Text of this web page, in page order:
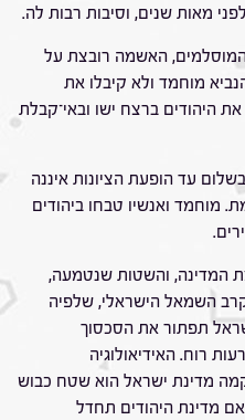
מאות שנים, וסיבות רבות לה.
האשמה רובצת על
מוחמד ולא קיבלו את
היהודים ברצח ישו ובאי־קבלת
עד הופעת הציונות איננה
מוחמד ואנשיו טבחו ביהודים
המדינה, והשטות שנטמעה,
השמאל הישראלי, שלפיה
תפתור את הסכסוך
רוח. האידיאולוגיה
מדינת ישראל הוא שטח כבוש
מדינת היהודים תחדל